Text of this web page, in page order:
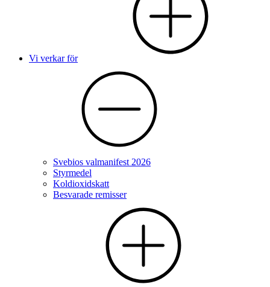
Vi verkar för
Svebios valmanifest 2026
Styrmedel
Koldioxidskatt
Besvarade remisser